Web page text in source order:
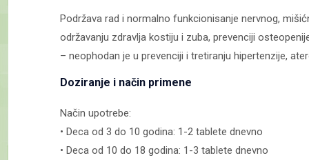
Podržava rad i normalno funkcionisanje nervnog,
održavanju zdravlja kostiju i zuba, prevenciji
– neophodan je u prevenciji i tretiranju hipertenzije,
Doziranje i način primene
Način upotrebe:
• Deca od 3 do 10 godina: 1-2 tablete dnevno
• Deca od 10 do 18 godina: 1-3 tablete dnevno